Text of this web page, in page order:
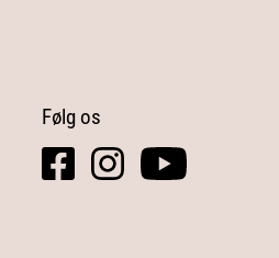
Følg os
facebook
square
instagramyoutube